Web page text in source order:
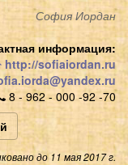
София Иордан
информация:
http://sofiaiordan.ru
8 - 962 - 000 -92 -70
до 11 мая 2017 г.